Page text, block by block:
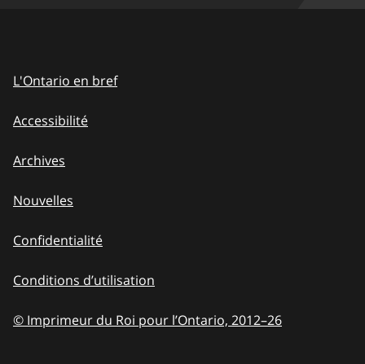
L'Ontario en bref
Accessibilité
Archives
Nouvelles
Confidentialité
Conditions d’utilisation
© Imprimeur du Roi pour l’Ontario, 2012–to
26